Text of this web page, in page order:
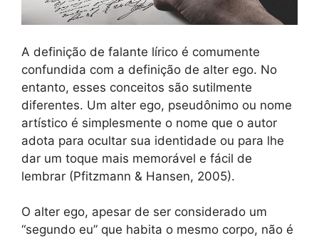
A definição de falante lírico é comumente
confundida com a definição de alter ego. No
entanto, esses conceitos são sutilmente
diferentes. Um alter ego, pseudônimo ou nome
artístico é simplesmente o nome que o autor
adota para ocultar sua identidade ou para lhe
dar um toque mais memorável e fácil de
lembrar (Pfitzmann & Hansen, 2005).
O alter ego, apesar de ser considerado um
“segundo eu” que habita o mesmo corpo, não é